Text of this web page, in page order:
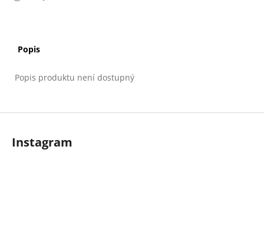
Popis
Popis produktu není dostupný
Z
Instagram